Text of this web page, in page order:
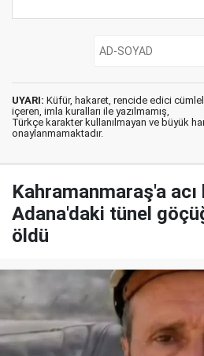
UYARI: Küfür, hakaret, rencide edici
içeren, imla kuralları ile yazılmamış,
Türkçe karakter kullanılmayan ve büyük
onaylanmamaktadır.
Kahramanmaraş'a acı
Adana'daki tünel
öldü